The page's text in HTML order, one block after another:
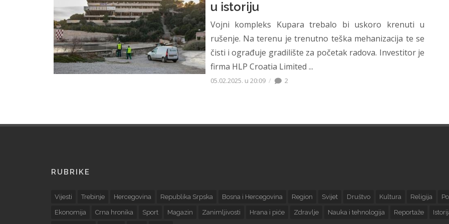
u istoriju
Vojni kompleks Kupara trebalo bi uskoro krenuti u
rušenje. Na terenu je trenutno teška mehanizacija te se
čisti i ograđuje gradilište za početak radova. Investitor je
firma HLP Croatia Limited ...
05.02.2025. u 20:09 2
RUBRIKE
Vijesti Trebinje Hercegovina Republika Srpska Bosna i Hercegovina Region Svijet Društvo Kultura Religija
Ekonomija Crna hronika Sport Magazin Zanimljivosti Hrana i piće Zdravlje Nauka i tehnologija Reportaže